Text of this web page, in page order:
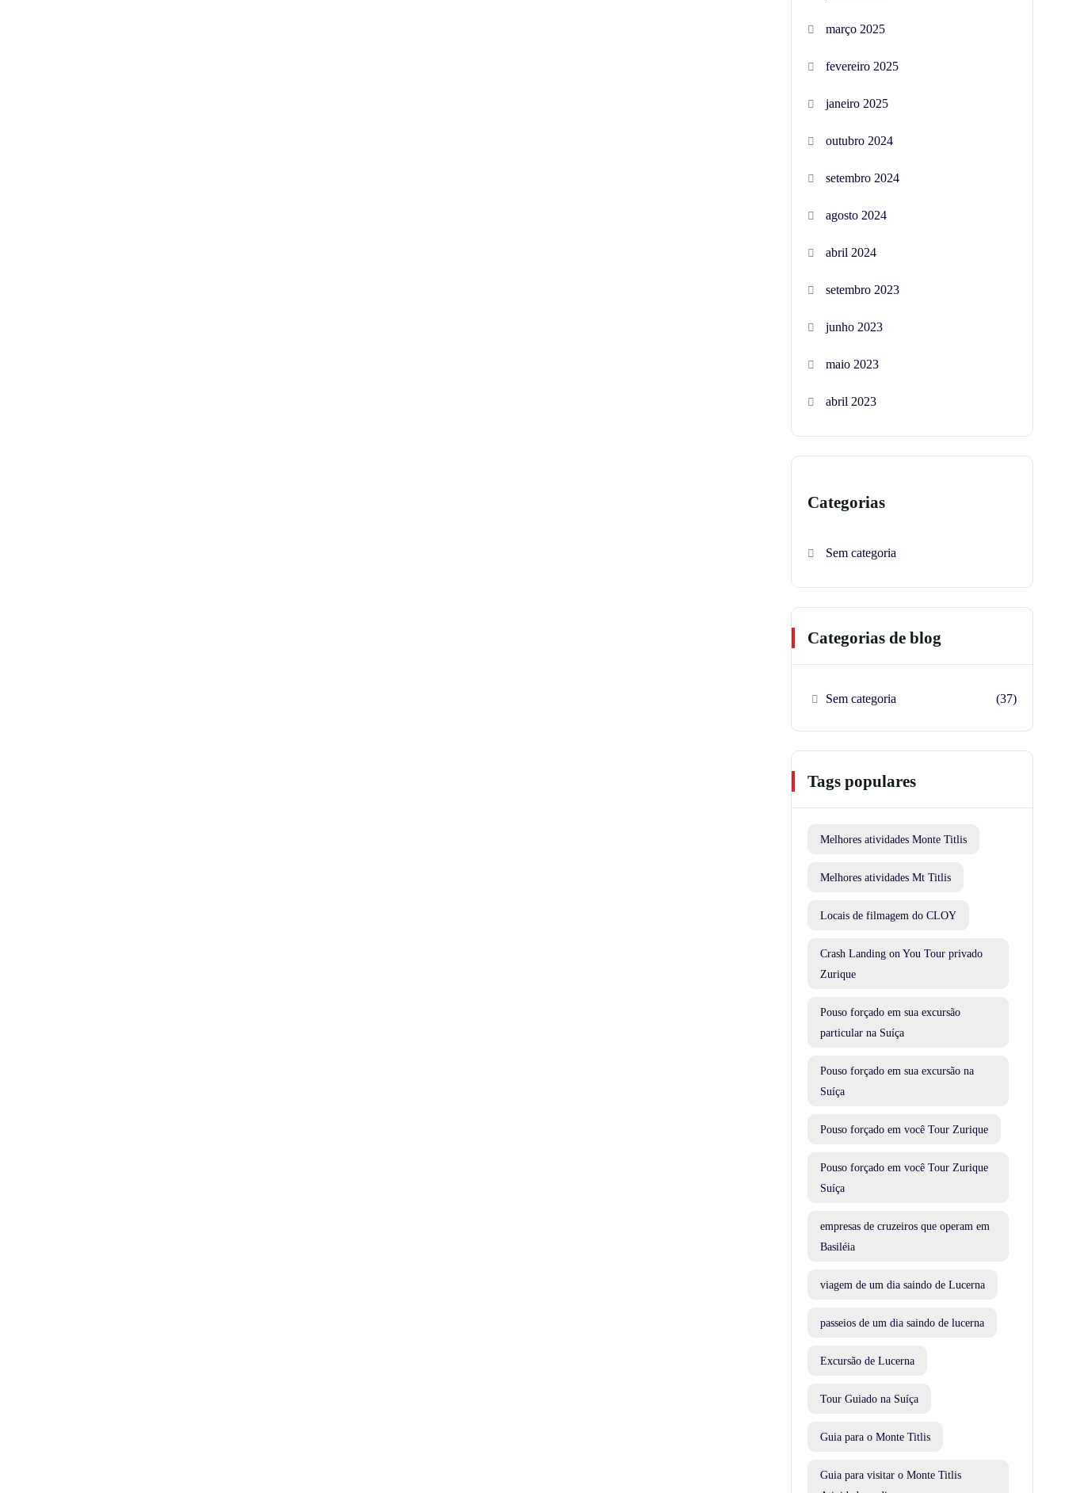
março 2025
fevereiro 2025
janeiro 2025
outubro 2024
setembro 2024
agosto 2024
abril 2024
setembro 2023
junho 2023
maio 2023
abril 2023
Categorias
Sem categoria
Categorias de blog
Sem categoria (37)
Tags populares
Melhores atividades Monte Titlis
Melhores atividades Mt Titlis
Locais de filmagem do CLOY
Crash Landing on You Tour privado
Zurique
Pouso forçado em sua excursão
particular na Suíça
Pouso forçado em sua excursão na
Suíça
Pouso forçado em você Tour Zurique
Pouso forçado em você Tour Zurique
Suíça
empresas de cruzeiros que operam em
Basiléia
viagem de um dia saindo de Lucerna
passeios de um dia saindo de lucerna
Excursão de Lucerna
Tour Guiado na Suíça
Guia para o Monte Titlis
Guia para visitar o Monte Titlis